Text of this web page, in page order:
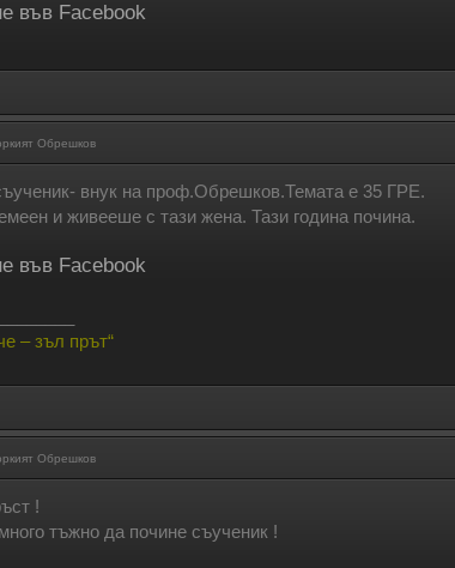
във Facebook
Обрешков
внук на проф.Обрешков.Темата е 35 ГРЕ.
и живееше с тази жена. Тази година почина.
във Facebook
– зъл прът“
Обрешков
!
тъжно да почине съученик !